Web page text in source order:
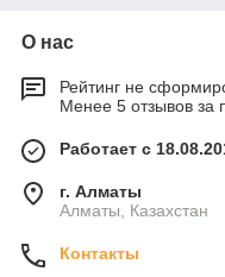
О нас
Рейтинг не
Менее 5 отзывов за
Работает с
г. Алматы
Алматы, Казахстан
Контакты